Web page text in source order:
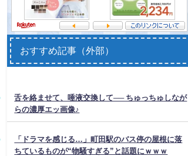
おすすめ記事（外部）
舌を絡ませて、唾液交換して── ちゅっちゅしなが
らの濃厚エッ画像♪
「ドラマを感じる…」町田駅のバス停の屋根に落
ちているものが“物騒すぎる”と話題にｗｗｗ